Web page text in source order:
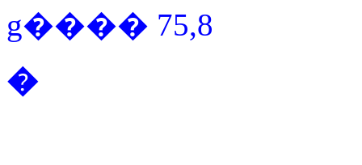
g���� 75,8
�